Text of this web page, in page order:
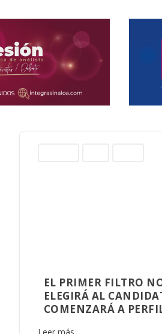
EL PRIMER FILTRO
ELEGIRÁ AL
COMENZARÁ A